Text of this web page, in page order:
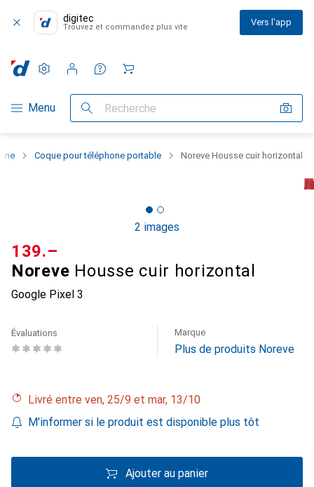
digitec
Trouvez et commandez plus vite Vers l'app
Navigation par catégorie
Menu Recherche
Paramètres
Compte client
Listes de comparaison
Listes d'envies
Panier
Coque pour téléphone portable Noreve Housse cuir horizontal
2 images
Noreve Housse cuir horizontal
Google Pixel 3
CHF
139.–
Évaluations Marque
Plus de produits Noreve
Livré entre ven, 25/9 et mar, 13/10
M'informer si le produit est disponible plus tôt
Ajouter au panier